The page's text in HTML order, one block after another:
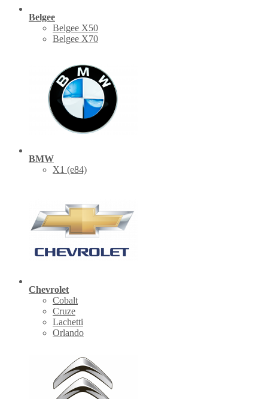
Belgee
Belgee X50
Belgee X70
BMW
X1 (е84)
Chevrolet
Cobalt
Cruze
Lachetti
Orlando